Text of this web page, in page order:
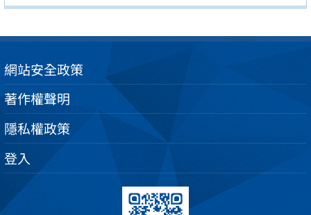
網站安全政策
著作權聲明
隱私權政策
登入